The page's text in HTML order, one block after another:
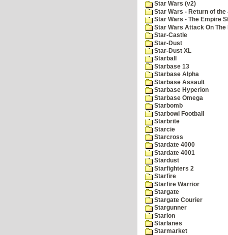
Star Wars (v2)
Star Wars - Return of
Star Wars - The Empire
Star Wars Attack On The
Star-Castle
Star-Dust
Star-Dust XL
Starball
Starbase 13
Starbase Alpha
Starbase Assault
Starbase Hyperion
Starbase Omega
Starbomb
Starbowl Football
Starbrite
Starcie
Starcross
Stardate 4000
Stardate 4001
Stardust
Starfighters 2
Starfire
Starfire Warrior
Stargate
Stargate Courier
Stargunner
Starion
Starlanes
Starmarket